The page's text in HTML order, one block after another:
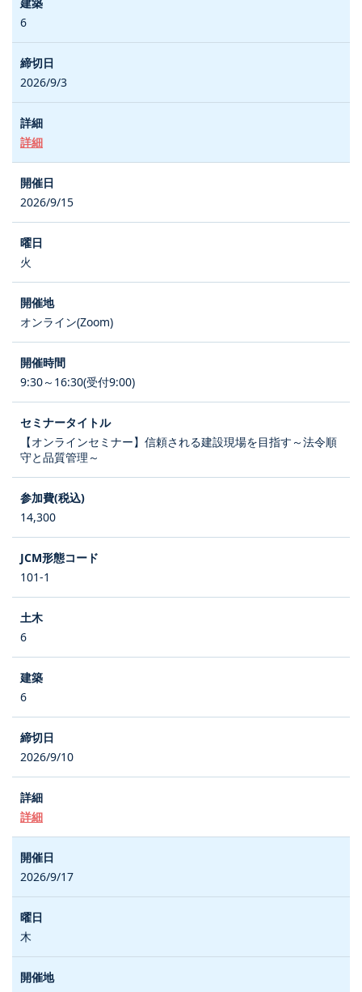
6
2026/9/3
詳細
2026/9/15
火
オンライン(Zoom)
9:30～16:30(受付9:00)
【オンラインセミナー】信頼される建設現場を目指す～法令順
守と品質管理～
14,300
101-1
6
6
2026/9/10
詳細
2026/9/17
木